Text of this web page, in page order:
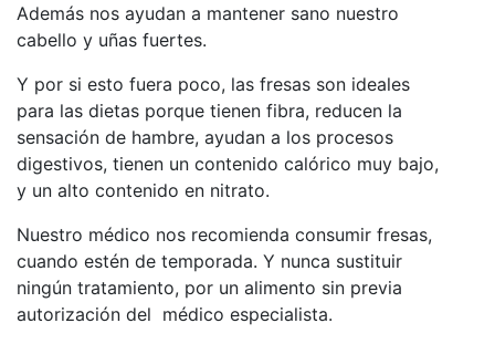
Además nos ayudan a mantener sano nuestro
cabello y uñas fuertes.
Y por si esto fuera poco, las fresas son ideales
para las dietas porque tienen fibra, reducen la
sensación de hambre, ayudan a los procesos
digestivos, tienen un contenido calórico muy bajo,
y un alto contenido en nitrato.
Nuestro médico nos recomienda consumir fresas,
cuando estén de temporada. Y nunca sustituir
ningún tratamiento, por un alimento sin previa
autorización del médico especialista.